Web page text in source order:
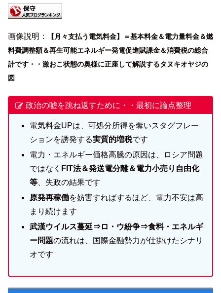
画像説明：
【月々支払う電気料金】＝基本料金＆電力量料金＆燃
料費調整額＆再生可能エネルギー発電促進賦課金＆消費税の総合
計です・・激おこ状態の奥様に正座して解説するタヌキオヤジの
図
政治の嘘を跳ね返すために・・最初に論点整理
電気料金UPは、可処分所得を奪いスタグフレー
ションを誘発する実質的増税です
電力・エネルギー価格高騰の原因は、ロシア問題
ではなく FIT法＆発送電分離＆電力小売り自由化
等、失政の結果です
原発再稼働を妨害すればするほど、電力不安は高
まり続けます
武漢ウイルス蔓延⇒ロ・ウ紛争⇒食料・エネルギ
ー問題の流れは、国際金融勢力が仕掛けたシナリ
オです